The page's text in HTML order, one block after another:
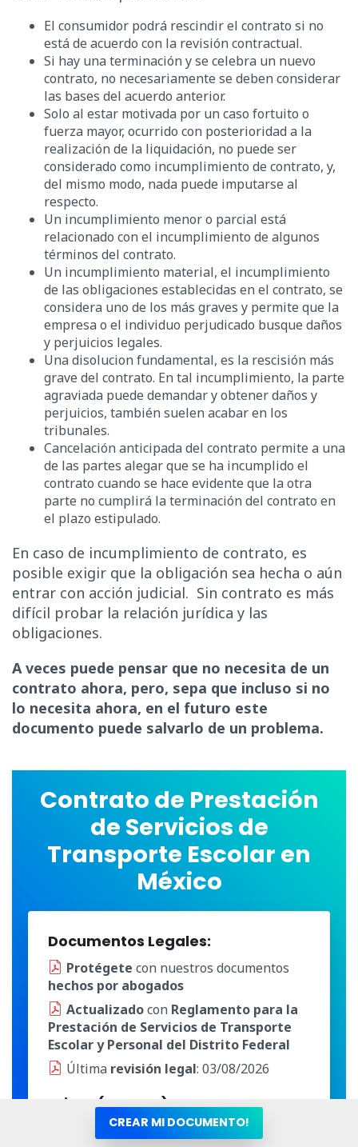
El consumidor podrá rescindir el contrato si no
está de acuerdo con la revisión contractual.
Si hay una terminación y se celebra un nuevo
contrato, no necesariamente se deben considerar
las bases del acuerdo anterior.
Solo al estar motivada por un caso fortuito o
fuerza mayor, ocurrido con posterioridad a la
realización de la liquidación, no puede ser
considerado como incumplimiento de contrato, y,
del mismo modo, nada puede imputarse al
respecto.
Un incumplimiento menor o parcial está
relacionado con el incumplimiento de algunos
términos del contrato.
Un incumplimiento material, el incumplimiento
de las obligaciones establecidas en el contrato, se
considera uno de los más graves y permite que la
empresa o el individuo perjudicado busque daños
y perjuicios legales.
Una disolucion fundamental, es la rescisión más
grave del contrato. En tal incumplimiento, la parte
agraviada puede demandar y obtener daños y
perjuicios, también suelen acabar en los
tribunales.
Cancelación anticipada del contrato permite a una
de las partes alegar que se ha incumplido el
contrato cuando se hace evidente que la otra
parte no cumplirá la terminación del contrato en
el plazo estipulado.
En caso de incumplimiento de contrato, es
posible exigir que la obligación sea hecha o aún
entrar con acción judicial. Sin contrato es más
difícil probar la relación jurídica y las
obligaciones.
A veces puede pensar que no necesita de un
contrato ahora, pero, sepa que incluso si no
lo necesita ahora, en el futuro este
documento puede salvarlo de un problema.
Contrato de Prestación
de Servicios de
Transporte Escolar en
México
Documentos Legales:
Protégete con nuestros documentos
hechos por abogados
Actualizadocon Reglamento para la
Prestación de Servicios de Transporte
Escolar y Personal del Distrito Federal
Última revisión legal: 03/08/2026
Prima (anexos):
Actualizado con la ley vigente en México
CREAR MI DOCUMENTO!